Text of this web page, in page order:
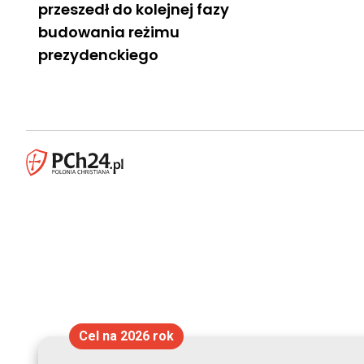
przeszedł do kolejnej fazy
budowania reżimu
prezydenckiego
Cel na 2026 rok